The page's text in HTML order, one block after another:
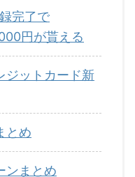
完了で
円が貰える
ジットカード新
とめ
ンまとめ